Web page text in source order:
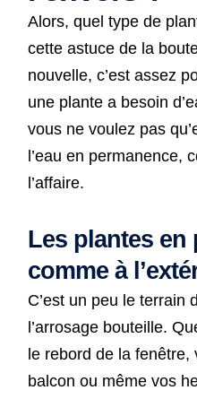
Alors, quel type de
cette astuce de la
nouvelle, c’est assez
une plante a besoin
vous ne voulez pas
l’eau en permanence,
l’affaire.
Les plantes en
comme à
C’est un peu le terrain
l’arrosage bouteille.
le rebord de la
balcon ou même vos